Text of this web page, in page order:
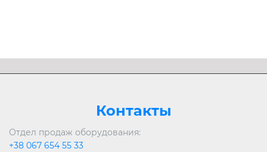
Контакты
Отдел продаж оборудования:
+38 067 654 55 33